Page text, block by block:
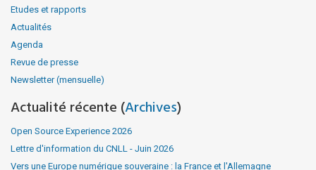
Etudes et rapports
Actualités
Agenda
Revue de presse
Newsletter (mensuelle)
Actualité récente (Archives)
Open Source Experience 2026
Lettre d'information du CNLL - Juin 2026
Vers une Europe numérique souveraine : la France et l'Allemagne